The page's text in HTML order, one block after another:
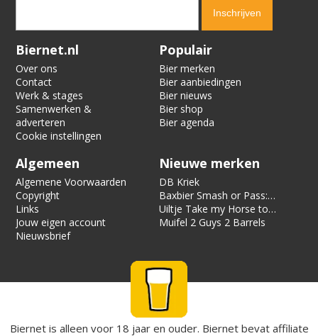
Verification code:
Biernet.nl
Over ons
Contact
Werk & stages
Samenwerken &
adverteren
Cookie instellingen
Populair
Bier merken
Bier aanbiedingen
Bier nieuws
Bier shop
Bier agenda
Algemeen
Algemene Voorwaarden
Copyright
Links
Jouw eigen account
Nieuwsbrief
Nieuwe merken
DB Kriek
Baxbier Smash or Pass:
Strata
Uiltje Take my Horse to
the Hotel Room
Muifel 2 Guys 2 Barrels
Biernet is alleen voor 18 jaar en ouder. Biernet bevat affiliate